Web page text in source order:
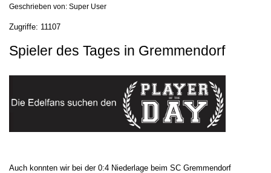
Geschrieben von: Super User
Zugriffe: 11107
Spieler des Tages in Gremmendorf
Auch konnten wir bei der 0:4 Niederlage beim SC Gremmendorf